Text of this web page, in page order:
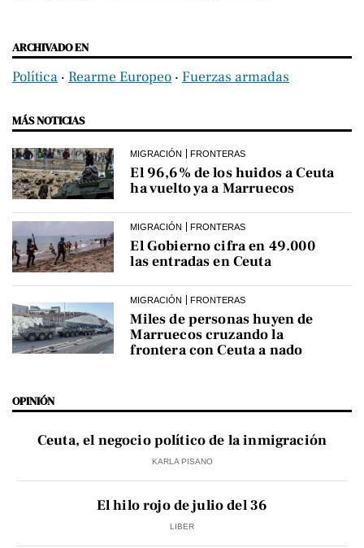
ARCHIVADO EN
Política ‧ Rearme Europeo ‧ Fuerzas armadas
MÁS NOTICIAS
MIGRACIÓN FRONTERAS
El 96,6% de los huidos a Ceuta
ha vuelto ya a Marruecos
MIGRACIÓN FRONTERAS
El Gobierno cifra en 49.000
las entradas en Ceuta
MIGRACIÓN FRONTERAS
Miles de personas huyen de
Marruecos cruzando la
frontera con Ceuta a nado
OPINIÓN
Ceuta, el negocio político de la inmigración
KARLA PISANO
El hilo rojo de julio del 36
LIBER